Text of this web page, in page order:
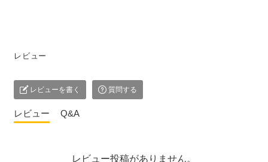
レビュー
レビューを書く 質問する
レビュー Q&A
レビュー投稿がありません。